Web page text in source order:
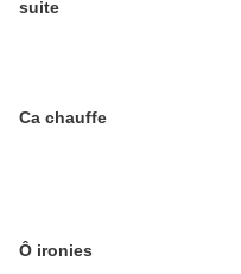
suite
Ca chauffe
Ô ironies